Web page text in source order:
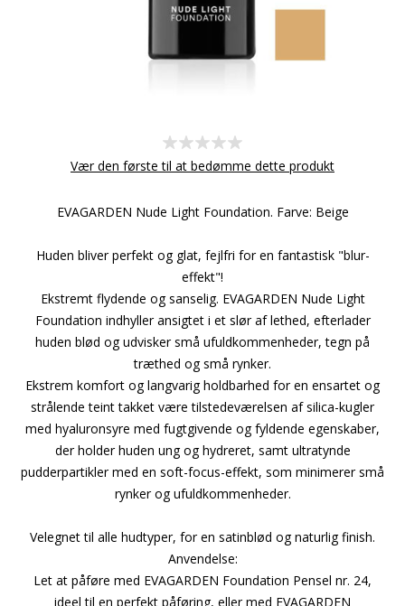
Vær den første til at bedømme dette produkt
EVAGARDEN Nude Light Foundation. Farve: Beige
Huden bliver perfekt og glat, fejlfri for en fantastisk "blur-
effekt"!
Ekstremt flydende og sanselig. EVAGARDEN Nude Light
Foundation indhyller ansigtet i et slør af lethed, efterlader
huden blød og udvisker små ufuldkommenheder, tegn på
træthed og små rynker.
Ekstrem komfort og langvarig holdbarhed for en ensartet og
strålende teint takket være tilstedeværelsen af silica-kugler
med hyaluronsyre med fugtgivende og fyldende egenskaber,
der holder huden ung og hydreret, samt ultratynde
pudderpartikler med en soft-focus-effekt, som minimerer små
rynker og ufuldkommenheder.
Velegnet til alle hudtyper, for en satinblød og naturlig finish.
Anvendelse:
Let at påføre med EVAGARDEN Foundation Pensel nr. 24,
ideel til en perfekt påføring, eller med EVAGARDEN